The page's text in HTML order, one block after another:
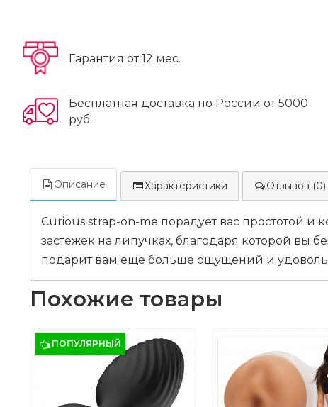
Гарантия от 12 мес.
Бесплатная доставка по России от 5000
руб.
Описание Характеристики Отзывов (0)
Curious strap-on-me порадует вас простотой
застежек на липучках, благодаря которой вы
подарит вам еще больше ощущений и
Похожие товары
ПОПУЛЯРНЫЙ